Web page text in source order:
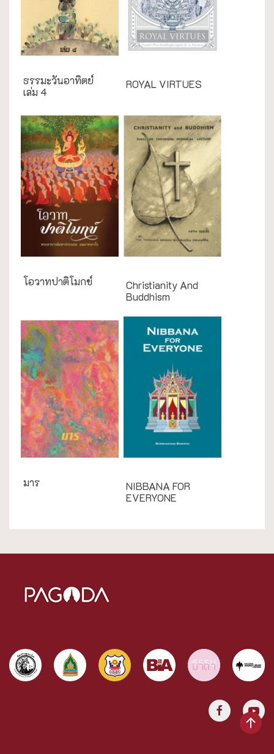
ธรรมะวันอาทิตย์
เล่ม 4
ROYAL VIRTUES
โอวาทปาติโมกข์
Christianity And
Buddhism
มาร
NIBBANA FOR
EVERYONE